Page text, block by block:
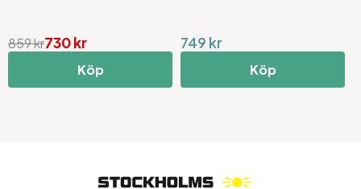
730 kr
859 kr
Köp
749 kr
Köp